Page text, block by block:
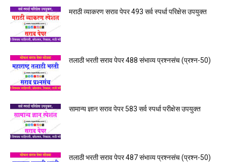
मराठी व्याकरण सराव पेपर 493 सर्व स्पर्धा परिक्षेस उपयुक्त
तलाठी भरती सराव पेपर 488 संभाव्य प्रश्नसंच (प्रश्न-50)
सामान्य ज्ञान सराव पेपर 583 सर्व स्पर्धा परीक्षेस उपयुक्त
तलाठी भरती सराव पेपर 487 संभाव्य प्रश्नसंच (प्रश्न-50)